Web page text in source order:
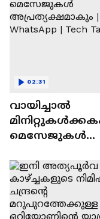
വായിച്ചാൽ
മെസേജുകള്‍
WhatsApp | Tech
02:31